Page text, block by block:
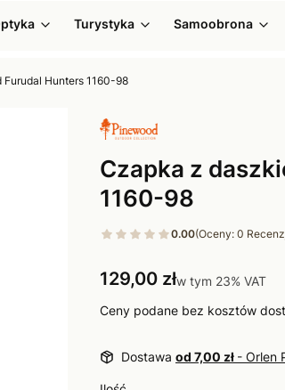
Turystyka Samoobrona
Hunters 1160-98
Czapka z
1160-98
0.00(Oceny: 0
Cena
129,00 złw tym 23% VAT
w tym 23% VAT
Ceny podane bez kosztów
Dostawa od 7,00 zł - Orlen